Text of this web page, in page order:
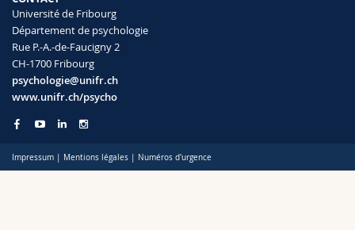
Sciences et médecine
Interfacultaire
Collaborateurs
Doctorants
Webmail
Programme des cours
MyUnifr
Université de Fribourg
Département de psychologie
Rue P.-A.-de-Faucigny 2
CH-1700 Fribourg
psychologie@unifr.ch
www.unifr.ch/psycho
Impressum | Mentions légales | Numéros d'urgence